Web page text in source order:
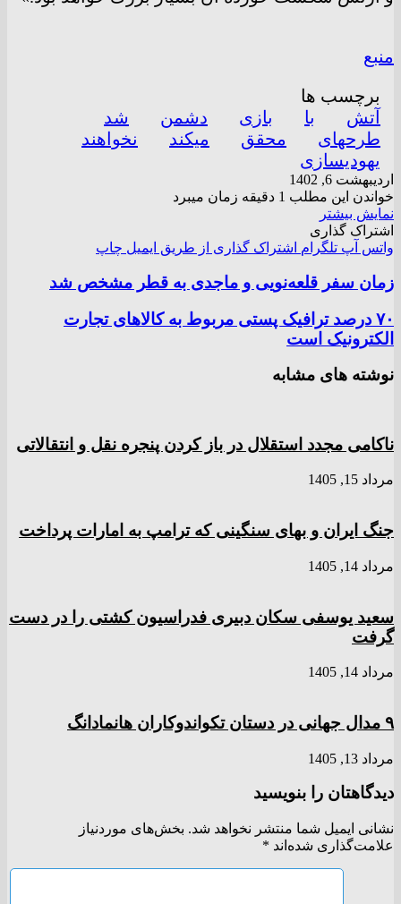
منبع
برچسب ها
آتش
با بازی دشمن
شد
طرحهای
محقق میکند
نخواهند
یهودیسازی
اردیبهشت 6, 1402
خواندن این مطلب 1 دقیقه زمان میبرد
نمایش بیشتر
اشتراک گذاری
واتس آپ تلگرام اشتراک گذاری از طریق ایمیل چاپ
زمان سفر قلعه‌نویی و ماجدی به قطر مشخص شد
۷۰ درصد ترافیک پستی مربوط به کالا‌های تجارت
الکترونیک است
نوشته های مشابه
ناکامی مجدد استقلال در باز کردن پنجره نقل و انتقالاتی
مرداد 15, 1405
جنگ ایران و بهای سنگینی که ترامپ به امارات پرداخت
مرداد 14, 1405
سعید یوسفی سکان دبیری فدراسیون کشتی را در دست
گرفت
مرداد 14, 1405
۹ مدال جهانی در دستان تکواندوکاران هانمادانگ
مرداد 13, 1405
دیدگاهتان را بنویسید
نشانی ایمیل شما منتشر نخواهد شد. بخش‌های موردنیاز
علامت‌گذاری شده‌اند *